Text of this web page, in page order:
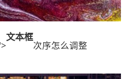
文本框
次序怎么调整